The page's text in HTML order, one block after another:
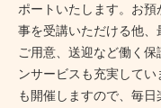
ポートいたします。お
事を受講いただける他
ご用意、送迎など働く
ンサービスも充実して
も開催しますので、毎